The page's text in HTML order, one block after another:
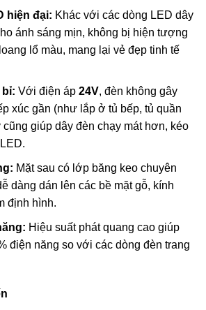
hiện đại: Khác với các dòng LED dây
ánh sáng mịn, không bị hiện tượng
lổ màu, mang lại vẻ đẹp tinh tế
bỉ: Với điện áp 24V, đèn không gây
xúc gần (như lắp ở tủ bếp, tủ quần
giúp dây đèn chạy mát hơn, kéo
Mặt sau có lớp băng keo chuyên
dàng dán lên các bề mặt gỗ, kính
định hình.
Hiệu suất phát quang cao giúp
điện năng so với các dòng đèn trang